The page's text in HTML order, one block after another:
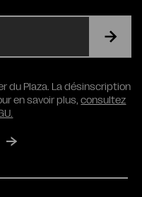
du Plaza. La désinscription
en savoir plus,consultez